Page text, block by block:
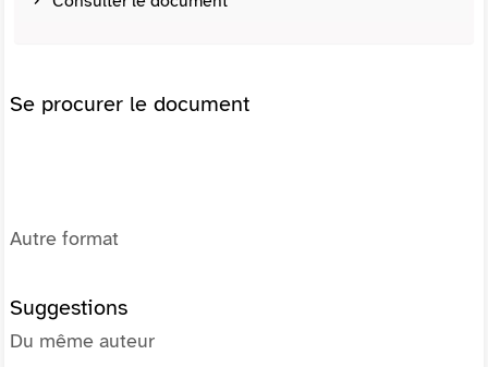
Se procurer le document
Autre format
Suggestions
Du même auteur